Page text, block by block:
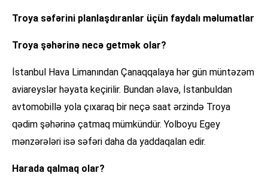
Troya səfərini planlaşdıranlar üçün faydalı məlumatlar
Troya şəhərinə necə getmək olar?
İstanbul Hava Limanından Çanaqqalaya hər gün müntəzəm
aviareyslər həyata keçirilir. Bundan əlavə, İstanbuldan
avtomobillə yola çıxaraq bir neçə saat ərzində Troya
qədim şəhərinə çatmaq mümkündür. Yolboyu Egey
mənzərələri isə səfəri daha da yaddaqalan edir.
Harada qalmaq olar?